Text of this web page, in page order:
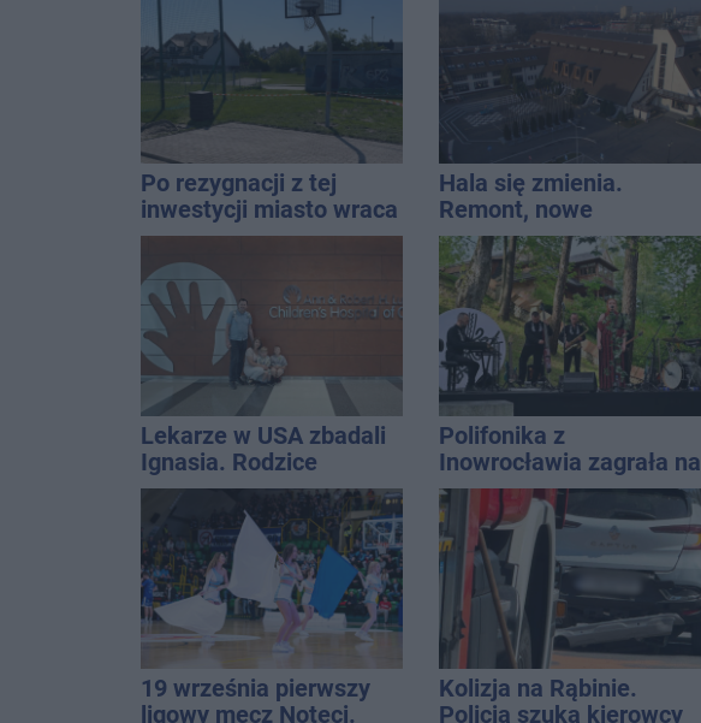
gospodarką
Po rezygnacji z tej
inwestycji miasto wraca
do tematu
Hala się zmienia.
Remont, nowe
nagłośnienie, a przed
wejściem stanie
QEMETICA ARENA
Lekarze w USA zbadali
Ignasia. Rodzice
przekazali wieści
Polifonika z
Inowrocławia zagrała na
Harendzie. Muzyczny
hołd dla Jana
Kasprowicza
19 września pierwszy
ligowy mecz Noteci.
Kolizja na Rąbinie.
Policja szuka kierowcy